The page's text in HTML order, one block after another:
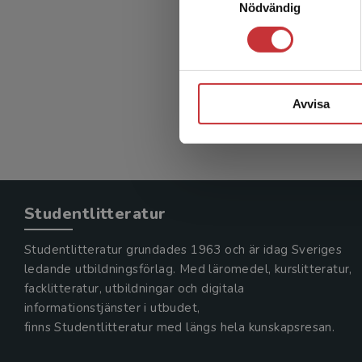
Nödvändig
Avvisa
331 kr
Exkl.
Studentlitteratur
Studentlitteratur grundades 1963 och är idag Sveriges
ledande utbildningsförlag. Med läromedel, kurslitteratur,
facklitteratur, utbildningar och digitala
informationstjänster i utbudet,
finns Studentlitteratur med längs hela kunskapsresan.